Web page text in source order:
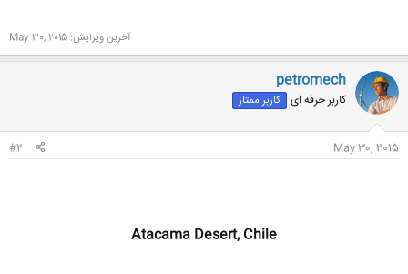
آخرین ویرایش: May 30, 2015
petromech
کاربر حرفه ای کاربر ممتاز
May 30, 2015
#2
Atacama Desert, Chile